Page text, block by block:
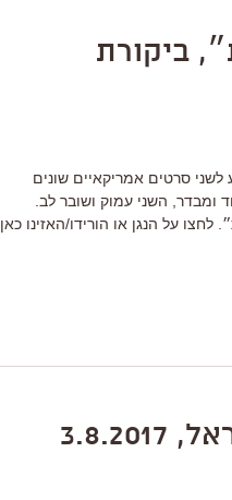
ביקורת
סרטים אמריקאיים שונים
ומבדר, השני עמוק ושובר לב.
על הנגן או הורידו/האזינו כאן